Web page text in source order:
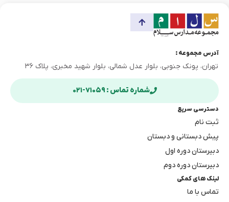
آدرس مجموعه :
تهران، پونک جنوبی، بلوار عدل شمالی، بلوار شهید مخبری، پلاک ۳۶
شماره تماس : ۷۱۰۵۹-۰۲۱
دسترسی سریع
ثبت نام
پیش دبستانی و دبستان
دبیرستان دوره اول
دبیرستان دوره دوم
لینک های کمکی
تماس با ما